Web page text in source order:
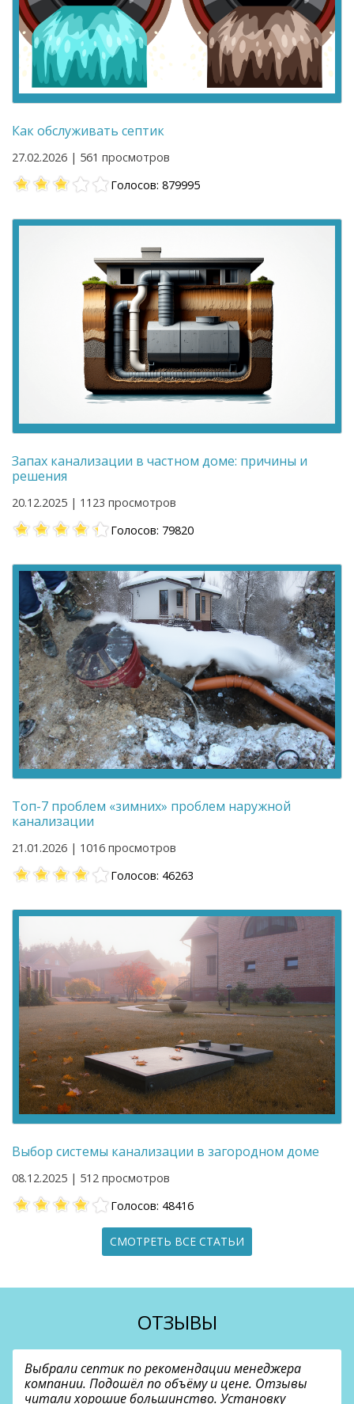
Как обслуживать септик
27.02.2026 | 561 просмотров
Голосов: 879995
Запах канализации в частном доме: причины и
решения
20.12.2025 | 1123 просмотров
Голосов: 79820
Топ-7 проблем «зимних» проблем наружной
канализации
21.01.2026 | 1016 просмотров
Голосов: 46263
Выбор системы канализации в загородном доме
08.12.2025 | 512 просмотров
Голосов: 48416
СМОТРЕТЬ ВСЕ СТАТЬИ
ОТЗЫВЫ
Выбрали септик по рекомендации менеджера
компании. Подошёл по объёму и цене. Отзывы
читали хорошие большинство. Установку